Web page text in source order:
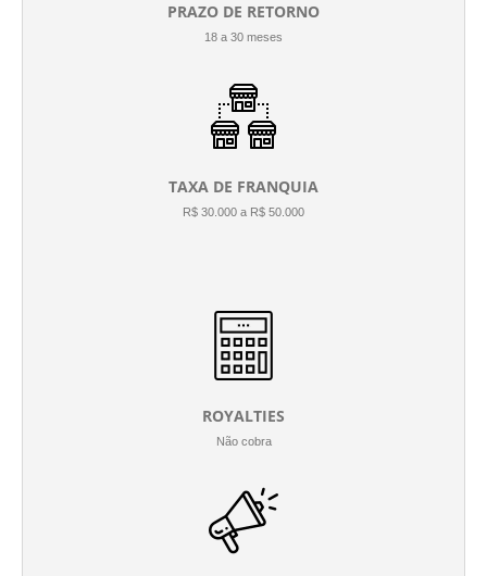
PRAZO DE RETORNO
18 a 30 meses
TAXA DE FRANQUIA
R$ 30.000 a R$ 50.000
ROYALTIES
Não cobra